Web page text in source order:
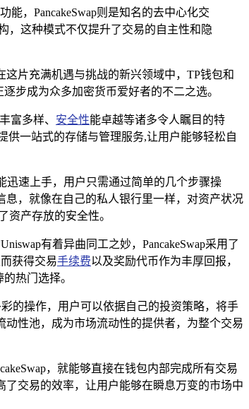
，PancakeSwap则是知名的去中心化交
，这种模式不仅提升了交易的自主性和隐
片充满机遇与挑战的新兴领域中，TP钱包和
步成为众多加密货币爱好者的不二之选。
富多样、 安全性能卓越等诸多令人瞩目的特
供一站式的存储与管理服务,让用户能够轻松自
迅速上手，用户只需通过简单的几个步骤操
，就像在自己的私人银行里一样，对资产状况
资产存放的安全性。
有着异曲同工之妙，PancakeSwap采用了
获得交易手续费以及奖励代币作为丰厚回报，
热门选择。
的操作，用户可以依据自己的投资策略，将手
性池，成为市场流动性的提供者，为整个交易
，就能够直接在钱包内部完成所有交易
交易的效率，让用户能够在瞬息万变的市场中